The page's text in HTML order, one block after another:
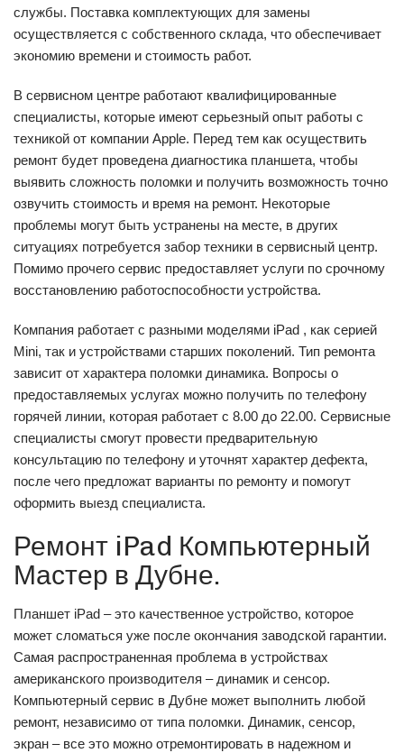
службы. Поставка комплектующих для замены
осуществляется с собственного склада, что обеспечивает
экономию времени и стоимость работ.
В сервисном центре работают квалифицированные
специалисты, которые имеют серьезный опыт работы с
техникой от компании Apple. Перед тем как осуществить
ремонт будет проведена диагностика планшета, чтобы
выявить сложность поломки и получить возможность точно
озвучить стоимость и время на ремонт. Некоторые
проблемы могут быть устранены на месте, в других
ситуациях потребуется забор техники в сервисный центр.
Помимо прочего сервис предоставляет услуги по срочному
восстановлению работоспособности устройства.
Компания работает с разными моделями iPad , как серией
Mini, так и устройствами старших поколений. Тип ремонта
зависит от характера поломки динамика. Вопросы о
предоставляемых услугах можно получить по телефону
горячей линии, которая работает с 8.00 до 22.00. Сервисные
специалисты смогут провести предварительную
консультацию по телефону и уточнят характер дефекта,
после чего предложат варианты по ремонту и помогут
оформить выезд специалиста.
Ремонт iPad Компьютерный
Мастер в Дубне.
Планшет iPad – это качественное устройство, которое
может сломаться уже после окончания заводской гарантии.
Самая распространенная проблема в устройствах
американского производителя – динамик и сенсор.
Компьютерный сервис в Дубне может выполнить любой
ремонт, независимо от типа поломки. Динамик, сенсор,
экран – все это можно отремонтировать в надежном и